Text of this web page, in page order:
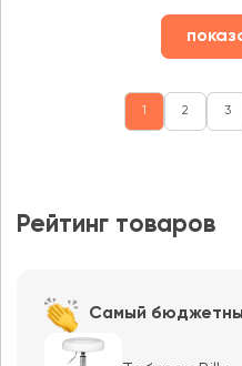
1 2 3
Рейтинг товаров
Самый